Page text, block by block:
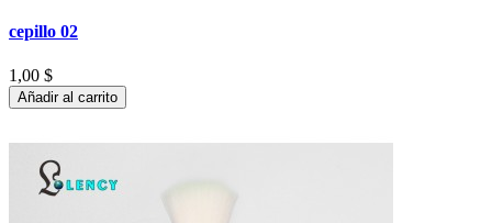
cepillo 02
1,00 $
Añadir al carrito